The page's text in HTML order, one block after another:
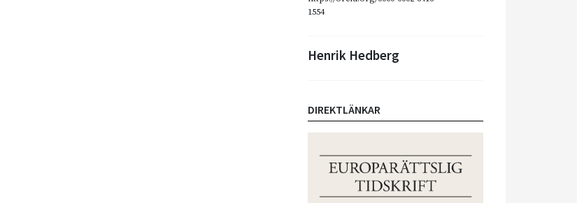
1554
Henrik Hedberg
DIREKTLÄNKAR